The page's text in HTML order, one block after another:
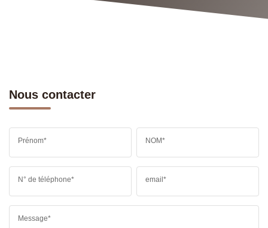
Nous contacter
Prénom* NOM*
N° de téléphone* email*
Message*